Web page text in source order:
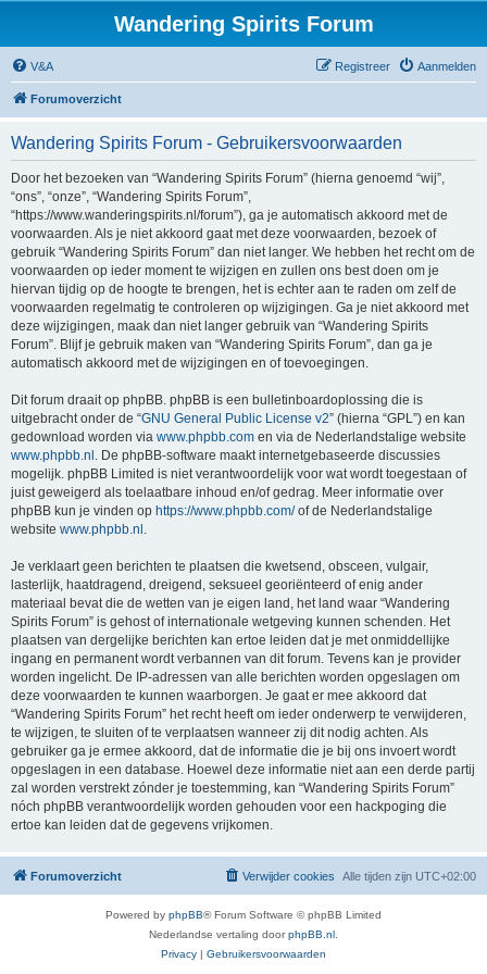
Wandering Spirits Forum
V&A Aanmelden
Registreer
Forumoverzicht
Wandering Spirits Forum - Gebruikersvoorwaarden
Door het bezoeken van “Wandering Spirits Forum” (hierna genoemd “wij”,
“ons”, “onze”, “Wandering Spirits Forum”,
“https://www.wanderingspirits.nl/forum”), ga je automatisch akkoord met de
voorwaarden. Als je niet akkoord gaat met deze voorwaarden, bezoek of
gebruik “Wandering Spirits Forum” dan niet langer. We hebben het recht om de
voorwaarden op ieder moment te wijzigen en zullen ons best doen om je
hiervan tijdig op de hoogte te brengen, het is echter aan te raden om zelf de
voorwaarden regelmatig te controleren op wijzigingen. Ga je niet akkoord met
deze wijzigingen, maak dan niet langer gebruik van “Wandering Spirits
Forum”. Blijf je gebruik maken van “Wandering Spirits Forum”, dan ga je
automatisch akkoord met de wijzigingen en of toevoegingen.
Dit forum draait op phpBB. phpBB is een bulletinboardoplossing die is
uitgebracht onder de “GNU General Public License v2” (hierna “GPL”) en kan
gedownload worden via www.phpbb.com en via de Nederlandstalige website
www.phpbb.nl . De phpBB-software maakt internetgebaseerde discussies
mogelijk. phpBB Limited is niet verantwoordelijk voor wat wordt toegestaan of
juist geweigerd als toelaatbare inhoud en/of gedrag. Meer informatie over
phpBB kun je vinden op https://www.phpbb.com/of de Nederlandstalige
website www.phpbb.nl .
Je verklaart geen berichten te plaatsen die kwetsend, obsceen, vulgair,
lasterlijk, haatdragend, dreigend, seksueel georiënteerd of enig ander
materiaal bevat die de wetten van je eigen land, het land waar “Wandering
Spirits Forum” is gehost of internationale wetgeving kunnen schenden. Het
plaatsen van dergelijke berichten kan ertoe leiden dat je met onmiddellijke
ingang en permanent wordt verbannen van dit forum. Tevens kan je provider
worden ingelicht. De IP-adressen van alle berichten worden opgeslagen om
deze voorwaarden te kunnen waarborgen. Je gaat er mee akkoord dat
“Wandering Spirits Forum” het recht heeft om ieder onderwerp te verwijderen,
te wijzigen, te sluiten of te verplaatsen wanneer zij dit nodig achten. Als
gebruiker ga je ermee akkoord, dat de informatie die je bij ons invoert wordt
opgeslagen in een database. Hoewel deze informatie niet aan een derde partij
zal worden verstrekt zónder je toestemming, kan “Wandering Spirits Forum”
nóch phpBB verantwoordelijk worden gehouden voor een hackpoging die
ertoe kan leiden dat de gegevens vrijkomen.
Forumoverzicht Alle tijden zijn UTC+02:00
Verwijder cookies
Powered by phpBB® Forum Software © phpBB Limited
Nederlandse vertaling doorphpBB.nl
Privacy | Gebruikersvoorwaarden